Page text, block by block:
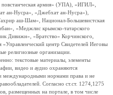
армия» (УПА), «ИГИЛ»,
ан-Нусра», «Джебхат ан-Нусра»),
аш-Шам», Национал-Большевистская
«Меджлис крымско-татарского
Дивижн», «Братство» Корчинского,
«Управленческий центр Свидетелей Иеговы
религиозные организации.
текстовые материалы, элементы
видео и аудио охраняются
международными нормами права и не
Согласно ст.ст. 1274,1275
размещенных на портале, в том числе